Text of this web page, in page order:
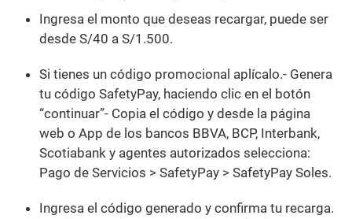
Ingresa el monto que deseas recargar, puede ser
desde S/40 a S/1.500.
Si tienes un código promocional aplícalo.- Genera
tu código SafetyPay, haciendo clic en el botón
“continuar”- Copia el código y desde la página
web o App de los bancos BBVA, BCP, Interbank,
Scotiabank y agentes autorizados selecciona:
Pago de Servicios > SafetyPay > SafetyPay Soles.
Ingresa el código generado y confirma tu recarga.